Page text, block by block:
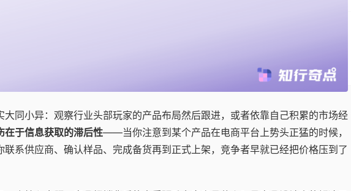
同小异：观察行业头部玩家的产品布局然后跟进，或者依靠自己积累的市场经
在于信息获取的滞后性——当你注意到某个产品在电商平台上势头正猛的时候，
系供应商、确认样品、完成备货再到正式上架，竞争者早就已经把价格压到了